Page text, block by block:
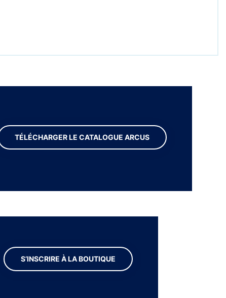
TÉLÉCHARGER LE CATALOGUE ARCUS
S’INSCRIRE À LA BOUTIQUE